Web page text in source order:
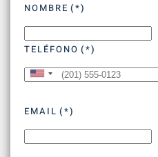
NOMBRE (*)
TELÉFONO (*)
United
+1
EMAIL (*)